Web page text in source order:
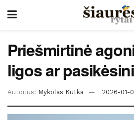
Priešmirtinė
ligos ar
Autorius: Mykolas Kutka 2026-01-